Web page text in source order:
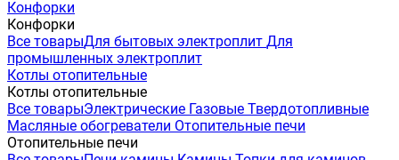
Конфорки
Конфорки
Все товарыДля бытовых электроплит Для
промышленных электроплит
Котлы отопительные
Котлы отопительные
Все товарыЭлектрические Газовые Твердотопливные
Масляные обогреватели Отопительные печи
Отопительные печи